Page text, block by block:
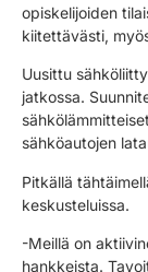
opiskelijoiden
kiitettävästi,
Uusittu
jatkossa.
sähköautojen
Pitkällä
keskusteluissa.
-Meillä on
hankkeista.